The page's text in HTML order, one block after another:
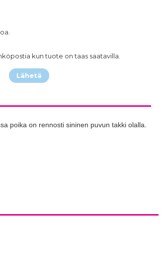
kun tuote on taas saatavilla.
Lähetä
poika on rennosti sininen puvun takki olalla.